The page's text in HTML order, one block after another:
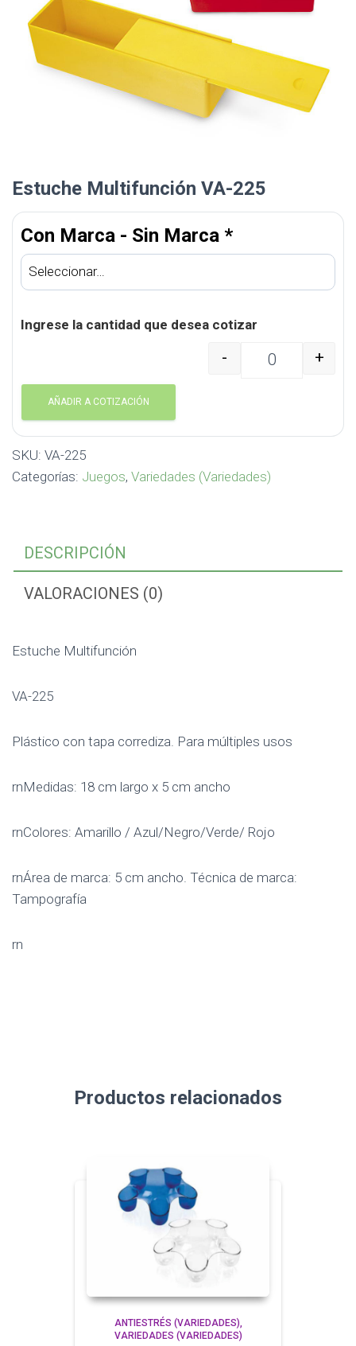
Estuche Multifunción VA-225
Con Marca - Sin Marca *
Ingrese la cantidad que desea cotizar
Estuche Multifunción
- +
AÑADIR A COTIZACIÓN
SKU: VA-225
Categorías: Juegos, Variedades (Variedades)
DESCRIPCIÓN
VALORACIONES (0)
Estuche Multifunción
VA-225
Plástico con tapa corrediza. Para múltiples usos
rnMedidas: 18 cm largo x 5 cm ancho
rnColores: Amarillo / Azul/Negro/Verde/ Rojo
rnÁrea de marca: 5 cm ancho. Técnica de marca:
Tampografía
rn
Productos relacionados
ANTIESTRÉS (VARIEDADES)
VARIEDADES (VARIEDADES)